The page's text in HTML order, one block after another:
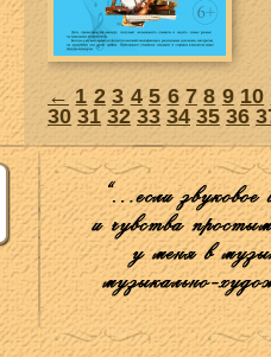
← 1 2 3 4 5 6 7 8 9 10
30 31 32 33 34 35 36